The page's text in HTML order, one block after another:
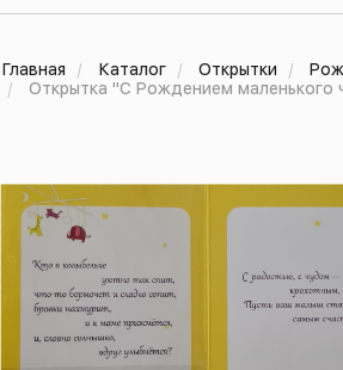
Главная Каталог Открытки
Открытка "С Рождением маленького